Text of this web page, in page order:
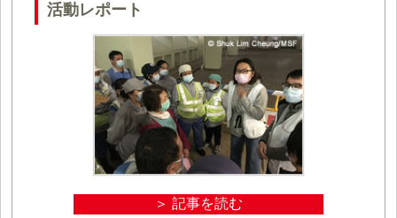
活動レポート
＞ 記事を読む